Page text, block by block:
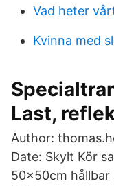
Vad heter
Kvinna med
Last,
Author:
Date: Skylt Kör
50x50cm hållbar